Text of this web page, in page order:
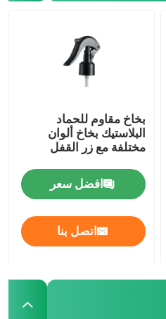
بخاخ مقاوم للحماد
البلاستيك بخاخ ألوان
مختلفة مع زر القفل
افضل سعر
اتصل بنا